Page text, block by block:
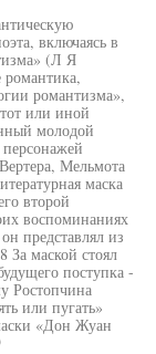
включаясь в
(Л Я
романтизма»,
или иной
молодой
Мельмота
маска
второй
воспоминаниях
представлял из
маской стоял
поступка -
Ростопчина
или пугать»
«Дон Жуан